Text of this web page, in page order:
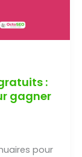
:
gagner
pour